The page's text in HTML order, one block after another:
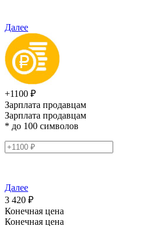
Далее
+1100 ₽
Зарплата продавцам
Зарплата продавцам
* до 100 символов
Далее
3 420 ₽
Конечная цена
Конечная цена